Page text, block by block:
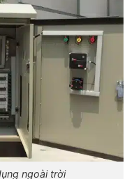
ngoài trời